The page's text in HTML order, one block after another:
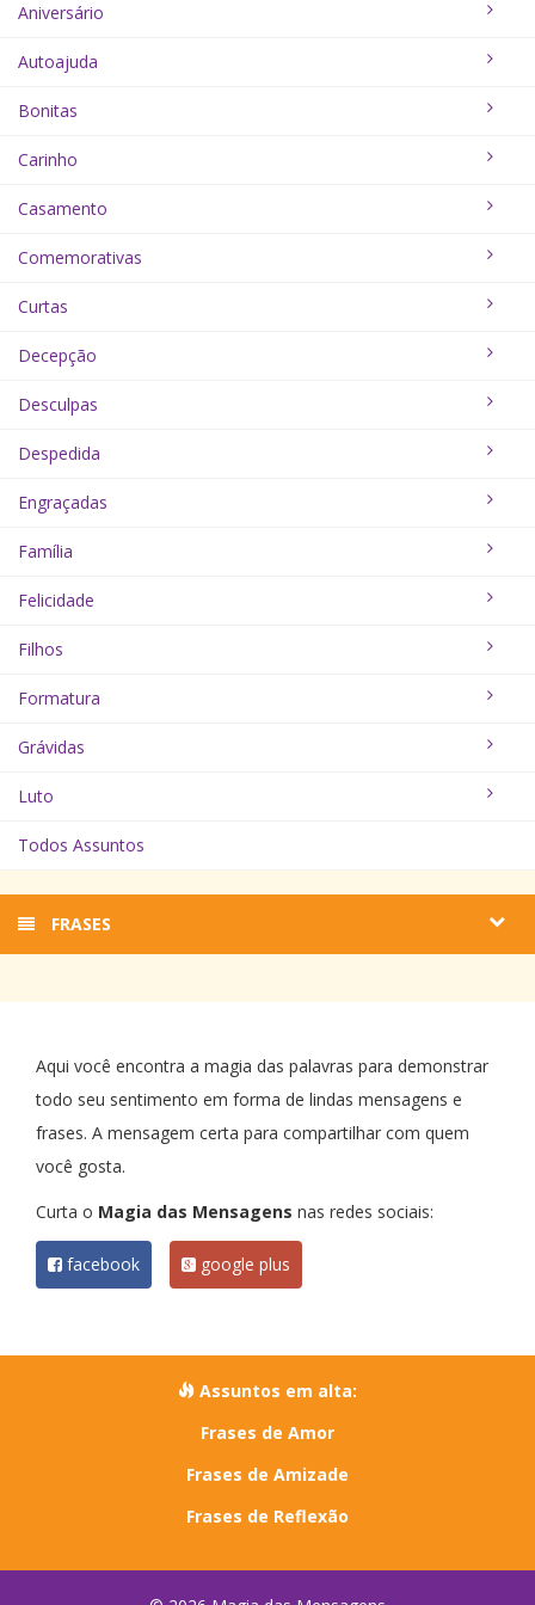
Aniversário
Autoajuda
Bonitas
Carinho
Casamento
Comemorativas
Curtas
Decepção
Desculpas
Despedida
Engraçadas
Família
Felicidade
Filhos
Formatura
Grávidas
Luto
Todos Assuntos
FRASES
Aqui você encontra a magia das palavras para demonstrar
todo seu sentimento em forma de lindas mensagens e
frases. A mensagem certa para compartilhar com quem
você gosta.
Curta o Magia das Mensagens nas redes sociais:
facebook google plus
Assuntos em alta:
Frases de Amor
Frases de Amizade
Frases de Reflexão